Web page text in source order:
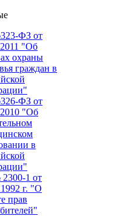
ФЗ от
"Об
охраны
граждан в
ФЗ от
"Об
в
1 от
г. "О
прав